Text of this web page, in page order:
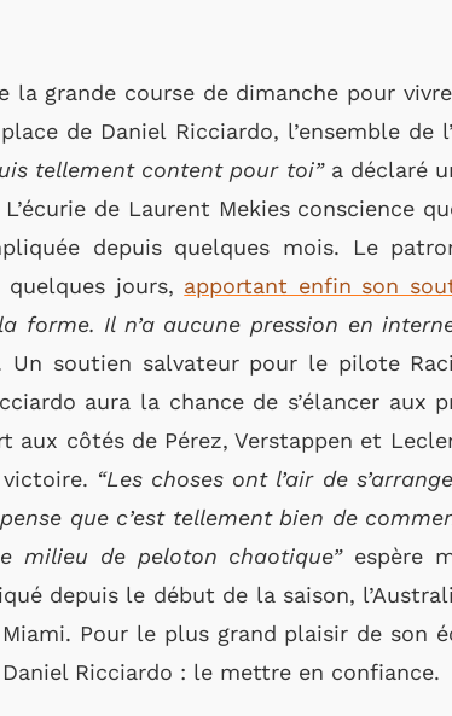
la grande course de dimanche pour
de Daniel Ricciardo, l’ensemble de
tellement content pour toi”a déclaré
L’écurie de Laurent Mekies conscience
depuis quelques mois. Le
jours, apportant enfin son
forme. Il n’a aucune pression en
Un soutien salvateur pour le pilote
aura la chance de s’élancer aux
aux côtés de Pérez, Verstappen et
“Les choses ont l’air de
que c’est tellement bien de
milieu de peloton chaotique”espère
depuis le début de la saison,
Pour le plus grand plaisir de son
Ricciardo : le mettre en confiance.